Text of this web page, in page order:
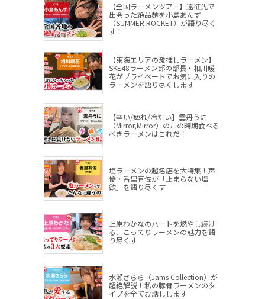
【全国ラーメンツアー】遠征先で
出会った絶品麺を小島あんず
（SUMMER ROCKET）が語り尽く
す！
【東海エリアの激推しラーメン】
SKE48ラーメン部の部長・相川暖
花がプライベートでお気に入りの
ラーメンを語り尽くします
【辛い/痺れ/冷たい】雲丹うに
（Mirror,Mirror）のこの時期食べる
べきラーメンはこれだ！
塩ラーメンの超名店を大特集！声
優・香里有佐が「止まらない塩
欲」を語り尽くす
上原わかなのハートを燃やし続け
る、こってりラーメンの魅力を語
り尽くす
水瀬さらら（Jams Collection）が
超絶解説！私の豚骨ラーメンのタ
イプを全てお話しします